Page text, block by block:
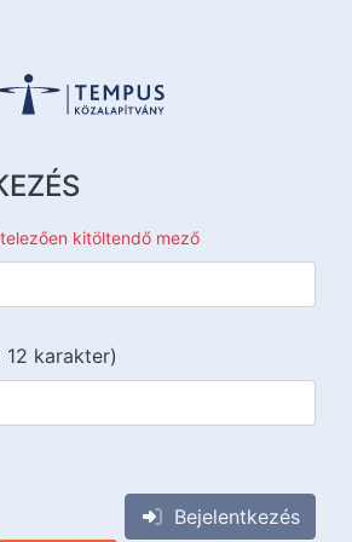
kitöltendő mező
karakter)
Bejelentkezés